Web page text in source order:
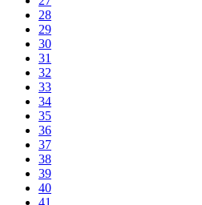
28
29
30
31
32
33
34
35
36
37
38
39
40